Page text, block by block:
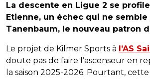
La descente en Ligue 2 se profile
Etienne, un échec qui ne
Tanenbaum, le nouveau patron
Le projet de Kilmer Sports à l’AS
doute pas de faire l’ascenseur en
la saison 2025-2026. Pourtant,